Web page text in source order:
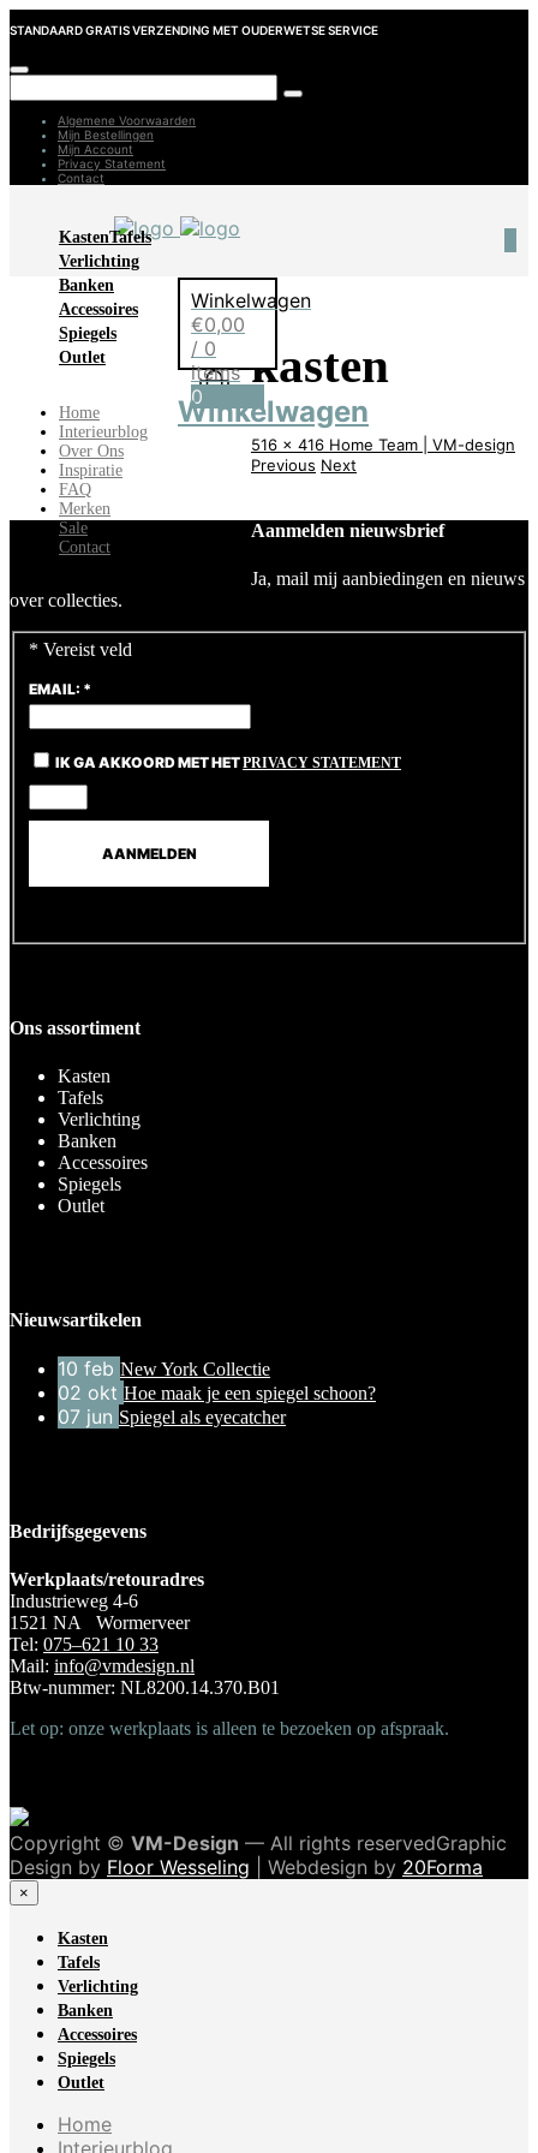
STANDAARD GRATIS VERZENDING MET OUDERWETSE SERVICE
Algemene Voorwaarden
Mijn Bestellingen
Mijn Account
Privacy Statement
Contact
KastenTafels
Verlichting
Banken
Accessoires
Spiegels
Outlet
Home
Interieurblog
Over Ons
Inspiratie
FAQ
Merken
Sale
Contact
Winkelwagen
€0,00
/ 0
items
0
Winkelwagen
kasten
516 x 416 Home Team | VM-design
Previous Next
Aanmelden nieuwsbrief
Ja, mail mij aanbiedingen en nieuws
over collecties.
* Vereist veld
EMAIL: *
IK GA AKKOORD MET HETPRIVACY STATEMENT
Ons assortiment
Kasten
Tafels
Verlichting
Banken
Accessoires
Spiegels
Outlet
Nieuwsartikelen
10 feb New York Collectie
02 okt Hoe maak je een spiegel schoon?
07 jun Spiegel als eyecatcher
Bedrijfsgegevens
Werkplaats/retouradres
Industrieweg 4-6
1521 NA Wormerveer
Tel: 075–621 10 33
Mail: info@vmdesign.nl
Btw-nummer: NL8200.14.370.B01
Let op: onze werkplaats is alleen te bezoeken op afspraak.
Copyright © VM-Design — All rights reservedGraphic
Design by Floor Wesseling | Webdesign by 20Forma
×
Kasten
Tafels
Verlichting
Banken
Accessoires
Spiegels
Outlet
Home
Interieurblog